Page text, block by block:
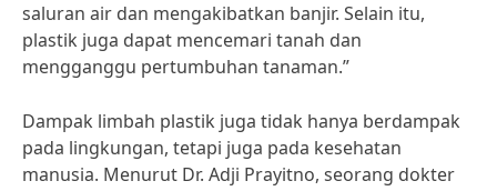
saluran air dan mengakibatkan banjir. Selain itu,
plastik juga dapat mencemari tanah dan
mengganggu pertumbuhan tanaman.”
Dampak limbah plastik juga tidak hanya berdampak
pada lingkungan, tetapi juga pada kesehatan
manusia. Menurut Dr. Adji Prayitno, seorang dokter